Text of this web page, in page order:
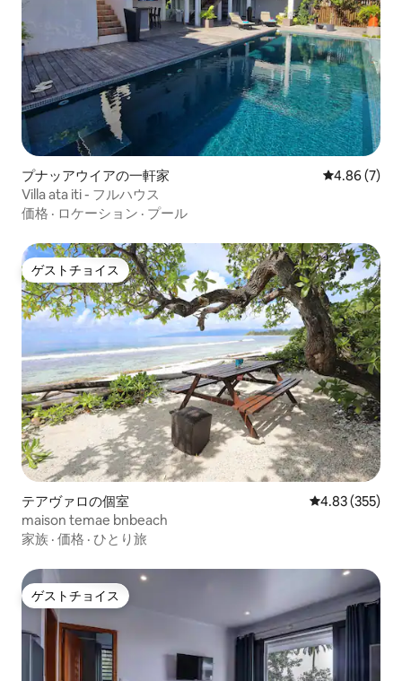
プナッアウイアの一軒家 レビュー7
4.86 (7)
Villa ata iti - フルハウス
価格 · ロケーション · プール
ゲストチョイス
ゲストチョイス
テアヴァロの個室 レビュー355
4.83 (355)
maison temae bnbeach
家族 · 価格 · ひとり旅
ゲストチョイス
ゲストチョイス